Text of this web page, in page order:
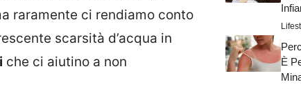
raramente ci rendiamo conto
scarsità d’acqua in
che ci aiutino a non
È